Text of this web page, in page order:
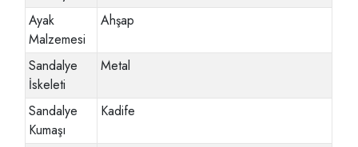
Ayak
Malzemesi
Ahşap
Sandalye
İskeleti
Metal
Sandalye
Kumaşı
Kadife